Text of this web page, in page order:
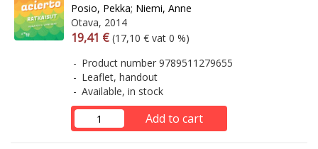
Posio, Pekka; Niemi, Anne
Otava, 2014
Arvonlisäverollinen hinta
19,41 € Excl. vat
(17,10 € vat 0 %)
Product number 9789511279655
Leaflet, handout
Available, in stock
Add to cart